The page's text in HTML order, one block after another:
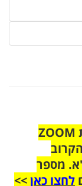
הצטרפו לקבוצת הוואטסאפ לקראת ZOOM
מספר
לחצו כאן>>